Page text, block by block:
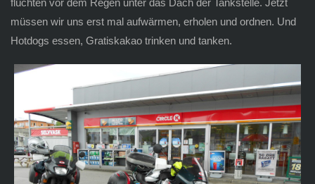
flüchten vor dem Regen unter das Dach der Tankstelle. Jetzt
müssen wir uns erst mal aufwärmen, erholen und ordnen. Und
Hotdogs essen, Gratiskakao trinken und tanken.